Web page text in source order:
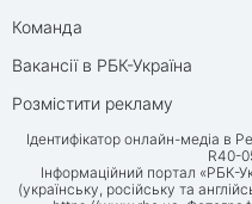
Команда
Вакансії в РБК-Україна
Розмістити рекламу
Ідентифікатор онлайн-медіа в
R40-
Інформаційний портал «РБК-
(українську, російську та